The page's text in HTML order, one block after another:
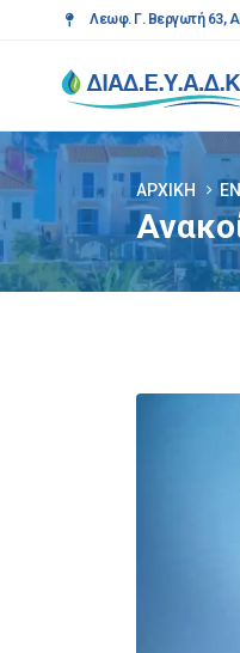
Λεωφ. Γ. Βεργωτή 63,
ΑΡΧΙΚΉ